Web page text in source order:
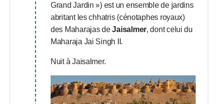
Grand Jardin ») est un ensemble de jardins
abritant les chhatris (cénotaphes royaux)
des Maharajas deJaisalmer, dont celui du
Maharaja Jai Singh II.
Nuit à Jaisalmer.